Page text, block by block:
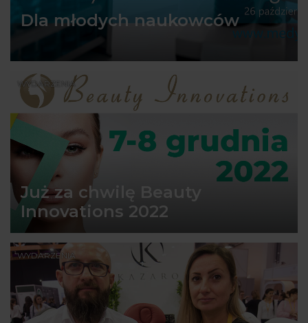
Dla młodych naukowców
WYDARZENIA
Już za chwilę Beauty
Innovations 2022
WYDARZENIA